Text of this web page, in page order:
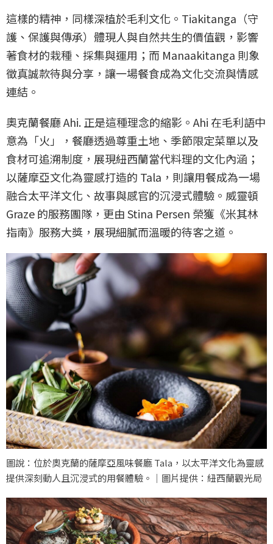
這樣的精神，同樣深植於毛利文化。Tiakitanga（守
護、保護與傳承）體現人與自然共生的價值觀，影響
著食材的栽種、採集與運用；而 Manaakitanga 則象
徵真誠款待與分享，讓一場餐食成為文化交流與情感
連結。
奧克蘭餐廳 Ahi. 正是這種理念的縮影。Ahi 在毛利語中
意為「火」，餐廳透過尊重土地、季節限定菜單以及
食材可追溯制度，展現紐西蘭當代料理的文化內涵；
以薩摩亞文化為靈感打造的 Tala，則讓用餐成為一場
融合太平洋文化、故事與感官的沉浸式體驗。威靈頓
Graze 的服務團隊，更由 Stina Persen 榮獲《米其林
指南》服務大獎，展現細膩而溫暖的待客之道。
圖說：位於奧克蘭的薩摩亞風味餐廳 Tala，以太平洋文化為靈感
提供深刻動人且沉浸式的用餐體驗。｜圖片提供：紐西蘭觀光局